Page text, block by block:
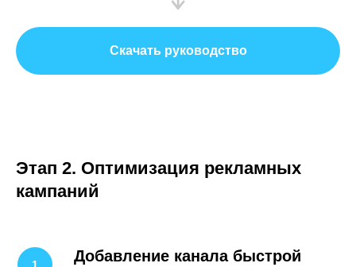
Скачать руководство
Этап 2. Оптимизация рекламных
кампаний
Добавление канала быстрой